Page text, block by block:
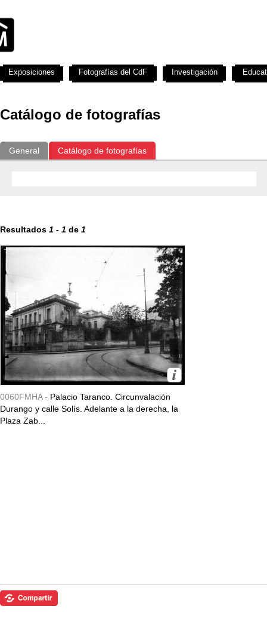
Catálogo de fotografías
General Catálogo de fotografías
Resultados 1 - 1 de 1
0060FMHA - Palacio Taranco. Circunvalación
Durango y calle Solís. Adelante a la derecha, la
Plaza Zab...
Exposiciones Fotografías del CdF Investigación